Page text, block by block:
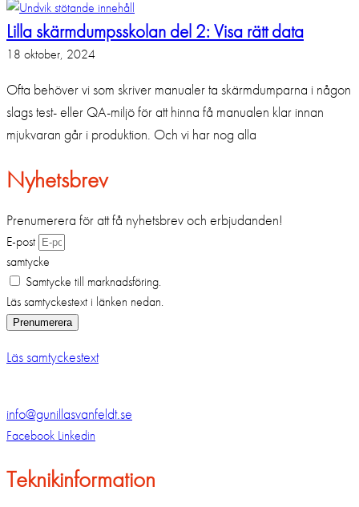
Lilla skärmdumpsskolan del 2: Visa rätt data
18 oktober, 2024
Ofta behöver vi som skriver manualer ta skärmdumparna i någon
slags test- eller QA-miljö för att hinna få manualen klar innan
mjukvaran går i produktion. Och vi har nog alla
Nyhetsbrev
Prenumerera för att få nyhetsbrev och erbjudanden!
E-post
samtycke
Samtycke till marknadsföring.
Läs samtyckestext i länken nedan.
Prenumerera
Läs samtyckestext
info@gunillasvanfeldt.se
Facebook Linkedin
Teknikinformation